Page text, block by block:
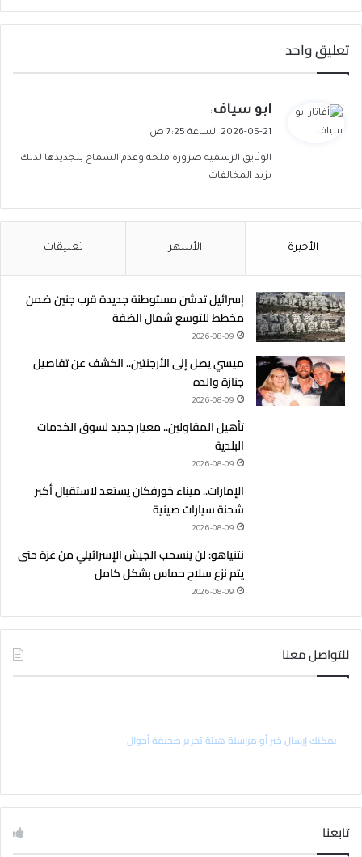
تعليق واحد
ي
ق
ل
ابو سياف :
2026-05-21 الساعة 7:25 ص
الوثايق الرسمية ضروره ملحة وعدم السماح بتجديدها لذلك
يزيد المخالفات
الأخيرة الأشهر تعليقات
إسرائيل تدشن مستوطنة جديدة قرب جنين ضمن
مخطط للتوسع شمال الضفة
2026-08-09
ميسي يصل إلى الأرجنتين.. الكشف عن تفاصيل
جنازة والده
2026-08-09
تأهيل المقاولين.. معيار جديد لسوق الخدمات
البلدية
2026-08-09
الإمارات.. ميناء خورفكان يستعد لاستقبال أكبر
شحنة سيارات صينية
2026-08-09
نتنياهو: لن ينسحب الجيش الإسرائيلي من غزة حتى
يتم نزع سلاح حماس بشكل كامل
2026-08-09
للتواصل معنا
يمكنك إرسال خبر أو مراسلة هيئة تحرير صحيفة أحوال
تابعنا